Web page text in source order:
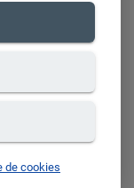
de cookies